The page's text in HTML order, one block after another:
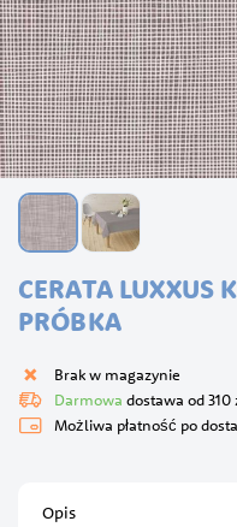
początek
CERATA LUXXUS
PRÓBKA
Brak w magazynie
Darmowa dostawa od 310
Możliwa płatność po
Opis